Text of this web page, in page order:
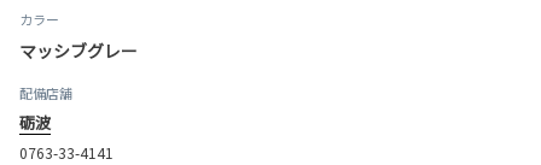
カラー
マッシブグレー
配備店舗
砺波
0763-33-4141